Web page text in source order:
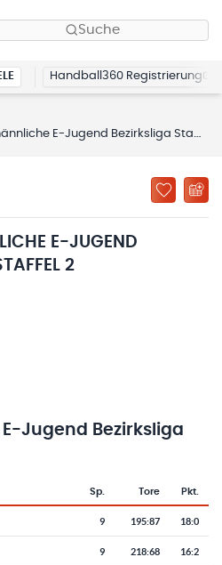
Suche
Handball360 Registrierung
E-Jugend Bezirksliga Staffel 2
E-JUGEND
2
Jugend Bezirksliga
Sp. Tore Pkt.
9 195:87 18:0
9 218:68 16:2